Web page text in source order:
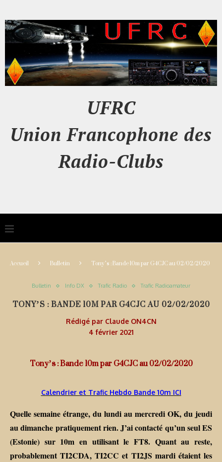
UFRC
Union Francophone des
Radio-Clubs
Accueil Bulletin Tony’s : Bande 10m par G4CJC au 02/02/2020
Bulletin Info DX Trafic Radio Trafic Radioamateur
TONY’S : BANDE 10M PAR G4CJC AU 02/02/2020
Rédigé par Claude ON4CN
4 février 2021
Tony’s : Bande 10m par G4CJC au 02/02/2020
Calendrier et Trafic Hebdo Bande 10m ICI
Quelle semaine étrange, du lundi au mercredi OK, du jeudi
au dimanche pratiquement rien. J’ai contacté qu’un seul ES
(Estonie) sur 10m en utilisant le FT8. Quant au reste,
probablement TI2CDA, TI2CC et TI2JS mardi étaient les